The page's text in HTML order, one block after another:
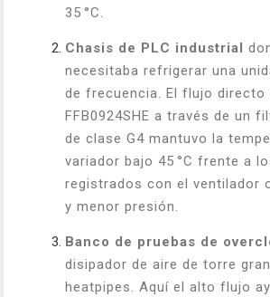
35 °C.
Chasis de PLC industrial
necesitaba refrigerar una
de frecuencia. El flujo directo
FFB0924SHE a través de un
de clase G4 mantuvo la
variador bajo 45 °C frente a
registrados con el ventilador
y menor presión.
Banco de pruebas de
disipador de aire de torre
heatpipes. Aquí el alto flujo